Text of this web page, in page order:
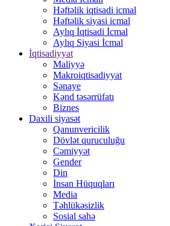
Həftəlik iqtisadi icmal
Həftəlik siyasi icmal
Aylıq İqtisadi İcmal
Aylıq Siyasi İcmal
İqtisadiyyat
Maliyyə
Makroiqtisadiyyat
Sənaye
Kənd təsərrüfatı
Biznes
Daxili siyasət
Qanunvericilik
Dövlət quruculuğu
Cəmiyyət
Gender
Din
İnsan Hüquqları
Media
Təhlükəsizlik
Sosial sahə